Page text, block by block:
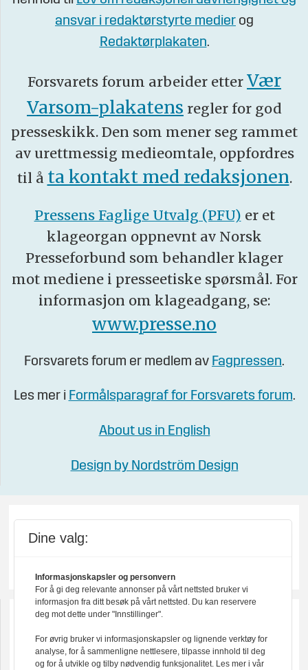
ansvar i redaktørstyrte medier og
Redaktørplakaten.
Forsvarets forum arbeider etter Vær
Varsom-plakatens regler for god
presseskikk. Den som mener seg rammet
av urettmessig medieomtale, oppfordres
til å ta kontakt med redaksjonen.
Pressens Faglige Utvalg (PFU) er et
klageorgan oppnevnt av Norsk
Presseforbund som behandler klager
mot mediene i presseetiske spørsmål. For
informasjon om klageadgang, se:
www.presse.no
Forsvarets forum er medlem av Fagpressen.
Les mer i Formålsparagraf for Forsvarets forum.
About us in English
Design by Nordström Design
Dine valg:
Informasjonskapsler og personvern
For å gi deg relevante annonser på vårt nettsted bruker vi
informasjon fra ditt besøk på vårt nettsted. Du kan reservere
deg mot dette under "Innstillinger".
For øvrig bruker vi informasjonskapsler og lignende verktøy for
analyse, for å sammenligne nettlesere, tilpasse innhold til deg
og for å utvikle og tilby nødvendig funksjonalitet. Les mer i vår